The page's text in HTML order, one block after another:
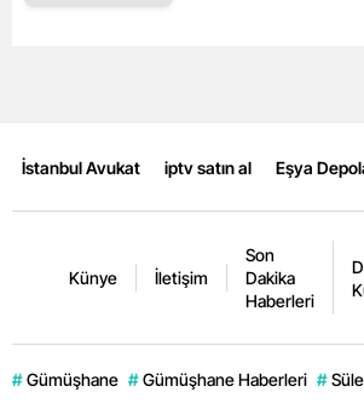
Kocaeli
Konya
İstanbul Avukat iptv satın al Eşya
Künye İletişim
Son
Dakika
Haberleri
# Gümüşhane # Gümüşhane Haberleri #